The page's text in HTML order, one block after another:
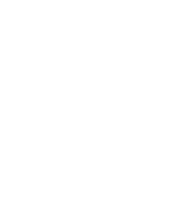
Este año, la variedad y
atrevidos hasta estilos
está en encontrar un
supuesto, cuidar el
siempre sano, brillante y
Descubre más noticias
. Puedes